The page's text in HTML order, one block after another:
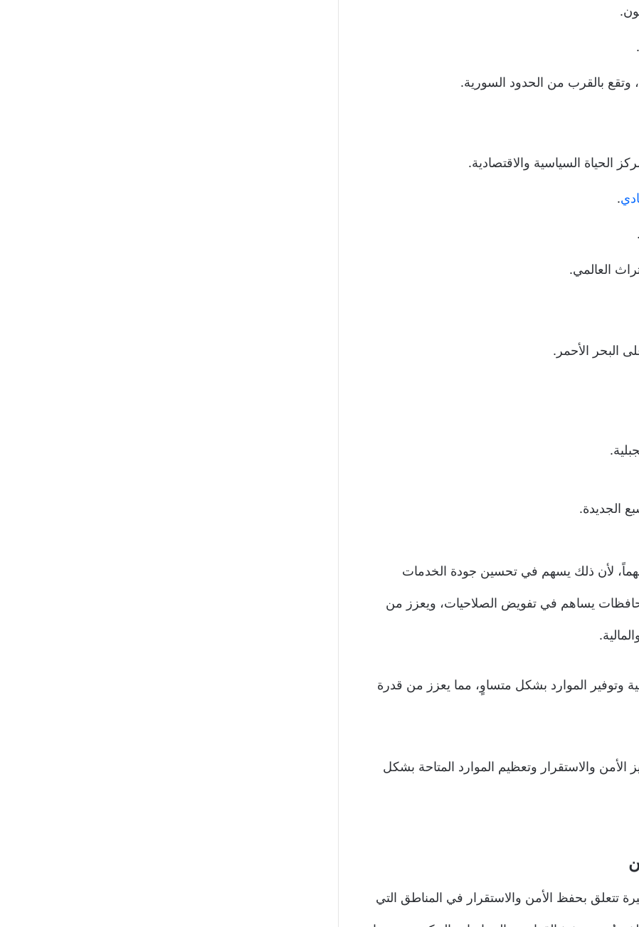
بالقرب من الحدود السورية.
الحياة السياسية والاقتصادية.
.
العالمي.
البحر الأحمر.
الجديدة.
لأن ذلك يسهم في تحسين جودة الخدمات
يساهم في تفويض الصلاحيات، ويعزز من
وتوفير الموارد بشكل متساوٍ، مما يعزز من قدرة
والاستقرار وتعظيم الموارد المتاحة بشكل
تتعلق بحفظ الأمن والاستقرار في المناطق التي